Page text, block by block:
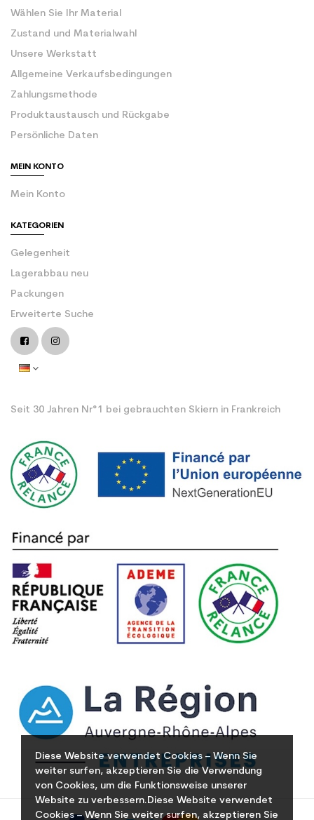
Diese Website verwendet Cookies – Wenn Sie
weiter surfen, akzeptieren Sie die Verwendung
von Cookies, um die Funktionsweise unserer
Website zu verbessern.Diese Website verwendet
Cookies – Wenn Sie weiter surfen, akzeptieren Sie
Wählen Sie Ihr Material
Zustand und Materialwahl
Unsere Werkstatt
Allgemeine Verkaufsbedingungen
Zahlungsmethode
Produktaustausch und Rückgabe
Persönliche Daten
MEIN KONTO
Mein Konto
KATEGORIEN
Gelegenheit
Lagerabbau neu
Packungen
Erweiterte Suche
Seit 30 Jahren Nr°1 bei gebrauchten Skiern in Frankreich